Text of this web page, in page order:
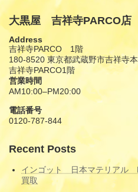
大黒屋 吉祥寺PARCO店
Address
吉祥寺PARCO 1階
180-8520 東京都武蔵野市吉祥寺
吉祥寺PARCO1階
営業時間
AM10:00–PM20:00
電話番号
0120-787-844
Recent Posts
インゴット 日本マテリア
買取